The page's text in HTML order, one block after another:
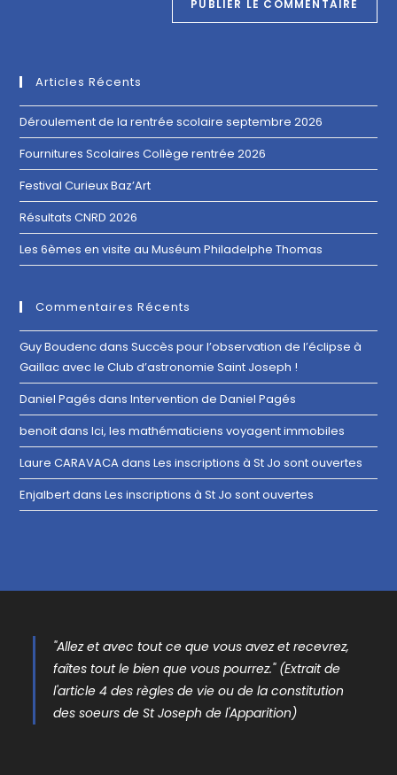
Articles Récents
Déroulement de la rentrée scolaire septembre 2026
Fournitures Scolaires Collège rentrée 2026
Festival Curieux Baz’Art
Résultats CNRD 2026
Les 6èmes en visite au Muséum Philadelphe Thomas
Commentaires Récents
Guy BoudencdansSuccès pour l’observation de l’éclipse à
Gaillac avec le Club d’astronomie Saint Joseph !
Daniel Pagés dansIntervention de Daniel Pagés
benoitdansIci, les mathématiciens voyagent immobiles
Laure CARAVACAdansLes inscriptions à St Jo sont ouvertes
EnjalbertdansLes inscriptions à St Jo sont ouvertes
"Allez et avec tout ce que vous avez et recevrez,
faîtes tout le bien que vous pourrez." (Extrait de
l'article 4 des règles de vie ou de la constitution
des soeurs de St Joseph de l'Apparition)